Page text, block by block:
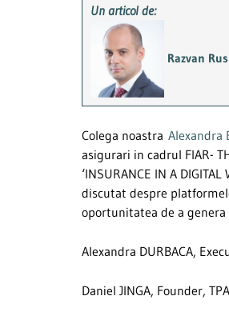
Un articol de:
Razvan
Colega noastra Alexandra
asigurari in cadrul FIAR-
‘INSURANCE IN A
discutat despre
oportunitatea de a
Alexandra DURBACA,
Daniel JINGA, Founder,